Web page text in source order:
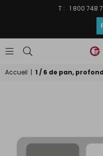
T : 1 800 748
Accueil | 1 / 6 de pan,